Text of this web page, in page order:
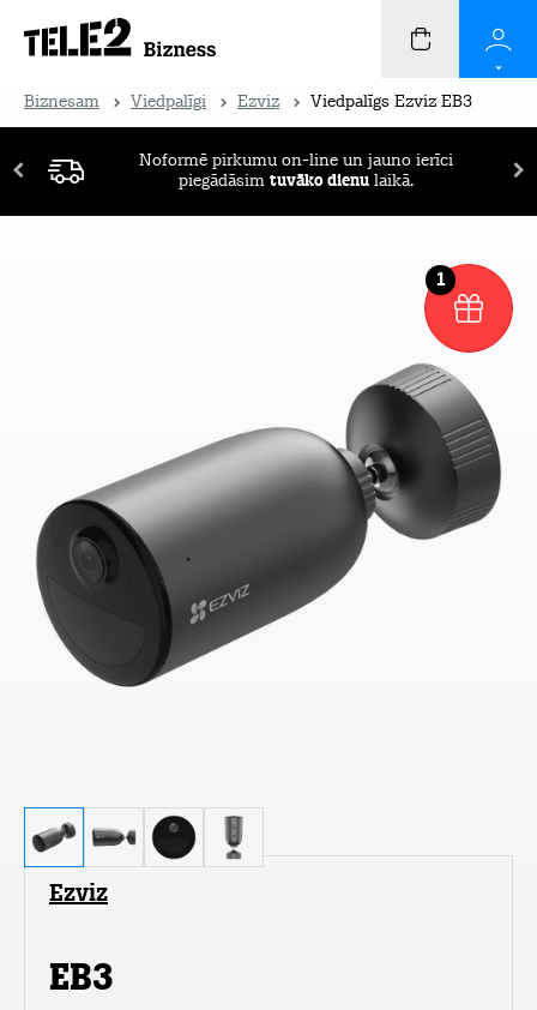
Biznesam Viedpalīgi Ezviz Viedpalīgs Ezviz EB3
Noformē pirkumu on-line un jauno ierīci
piegādāsim tuvāko dienu laikā.
1
Ezviz
EB3